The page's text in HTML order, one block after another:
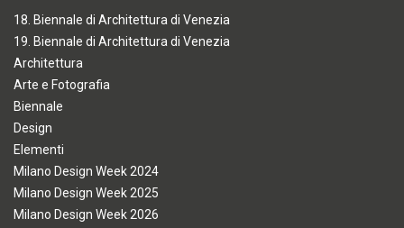
18. Biennale di Architettura di Venezia
19. Biennale di Architettura di Venezia
Architettura
Arte e Fotografia
Biennale
Design
Elementi
Milano Design Week 2024
Milano Design Week 2025
Milano Design Week 2026